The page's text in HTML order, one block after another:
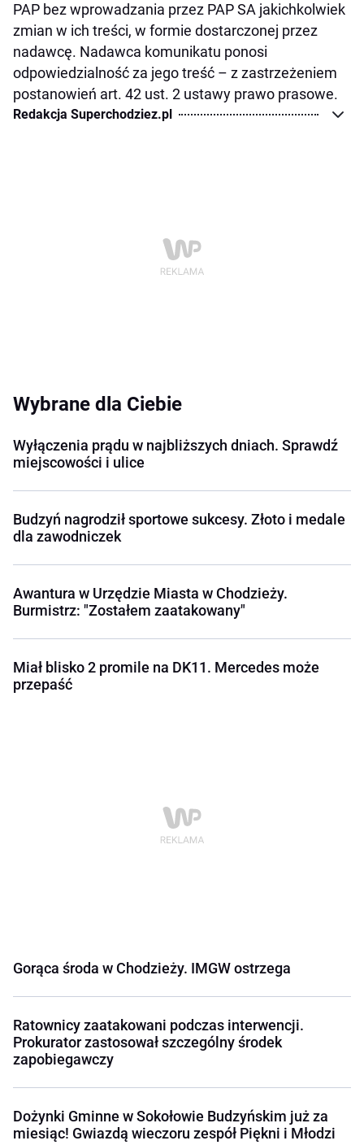
PAP bez wprowadzania przez PAP SA jakichkolwiek
zmian w ich treści, w formie dostarczonej przez
nadawcę. Nadawca komunikatu ponosi
odpowiedzialność za jego treść – z zastrzeżeniem
postanowień art. 42 ust. 2 ustawy prawo prasowe.
Redakcja Superchodziez.pl
Wybrane dla Ciebie
Wyłączenia prądu w najbliższych dniach. Sprawdź
miejscowości i ulice
Budzyń nagrodził sportowe sukcesy. Złoto i medale
dla zawodniczek
Awantura w Urzędzie Miasta w Chodzieży.
Burmistrz: "Zostałem zaatakowany"
Miał blisko 2 promile na DK11. Mercedes może
przepaść
Gorąca środa w Chodzieży. IMGW ostrzega
Ratownicy zaatakowani podczas interwencji.
Prokurator zastosował szczególny środek
zapobiegawczy
Dożynki Gminne w Sokołowie Budzyńskim już za
miesiąc! Gwiazdą wieczoru zespół Piękni i Młodzi